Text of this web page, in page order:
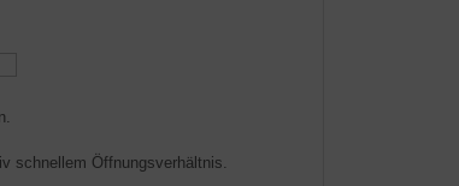
schnellem Öffnungsverhältnis.